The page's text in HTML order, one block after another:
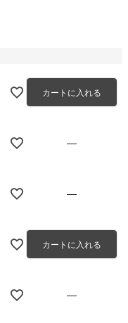
カートに入れる
—
—
カートに入れる
—